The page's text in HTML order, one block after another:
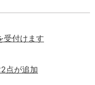
受付けます
点が追加